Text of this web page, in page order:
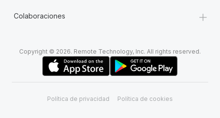
Colaboraciones +
Copyright © 2026. Remote Technology, Inc. All rights reserved.
Política de privacidad Política de cookies